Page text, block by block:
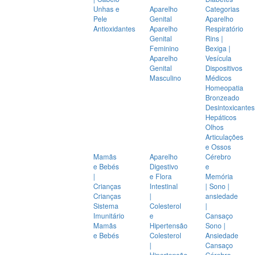
Unhas e
Pele
Antioxidantes
Aparelho
Genital
Aparelho
Genital
Feminino
Aparelho
Genital
Masculino
Categorias
Aparelho
Respiratório
Rins |
Bexiga |
Vesícula
Dispositivos
Médicos
Homeopatia
Bronzeado
Desintoxicantes
Hepáticos
Olhos
Articulações
e Ossos
Mamãs
e Bebés
|
Crianças
Crianças
Sistema
Imunitário
Mamãs
e Bebés
Aparelho
Digestivo
e Flora
Intestinal
|
Colesterol
e
Hipertensão
Colesterol
|
Cérebro
e
Memória
| Sono |
ansiedade
|
Cansaço
Sono |
Ansiedade
Cansaço